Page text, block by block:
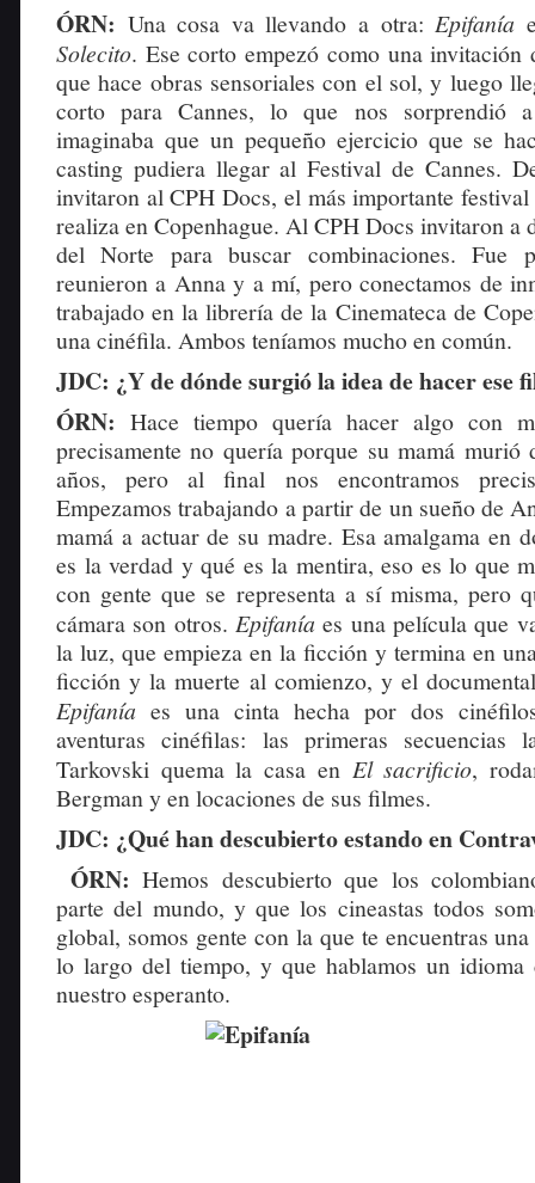
ÓRN: Una cosa va llevando a otra:Epifanía
Solecito. Ese corto empezó como una invitación
que hace obras sensoriales con el sol, y luego
corto para Cannes, lo que nos sorprendió
imaginaba que un pequeño ejercicio que se
casting pudiera llegar al Festival de Cannes.
invitaron al CPH Docs, el más importante
realiza en Copenhague. Al CPH Docs invitaron a
del Norte para buscar combinaciones. Fue
reunieron a Anna y a mí, pero conectamos de
trabajado en la librería de la Cinemateca de
una cinéfila. Ambos teníamos mucho en común.
JDC: ¿Y de dónde surgió la idea de hacer ese
ÓRN: Hace tiempo quería hacer algo con
precisamente no quería porque su mamá murió
años, pero al final nos encontramos
Empezamos trabajando a partir de un sueño de
mamá a actuar de su madre. Esa amalgama en
es la verdad y qué es la mentira, eso es lo que
con gente que se representa a sí misma, pero
cámara son otros. Epifaníaes una película que
la luz, que empieza en la ficción y termina en
ficción y la muerte al comienzo, y el
Epifanía es una cinta hecha por dos
aventuras cinéfilas: las primeras secuencias
Tarkovski quema la casa en El sacrificio,
Bergman y en locaciones de sus filmes.
JDC: ¿Qué han descubierto estando en
ÓRN:Hemos descubierto que los
parte del mundo, y que los cineastas todos
global, somos gente con la que te encuentras
lo largo del tiempo, y que hablamos un
nuestro esperanto.